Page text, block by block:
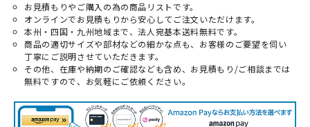
お見積もりやご購入の為の商品リストです。
オンラインでお見積もりから安心してご注文いただけます。
本州・四国・九州地域まで、法人宛基本送料無料です。
商品の適切サイズや部材などの細かな点も、お客様のご要望を伺い
丁寧にご説明させていただきます。
その他、在庫や納期のご確認なども含め、お見積もり/ご相談までは
無料ですので、お気軽にご依頼ください。